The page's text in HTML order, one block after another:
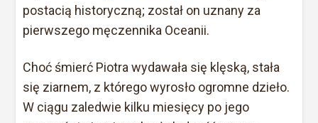
postacią historyczną; został on uznany za
pierwszego męczennika Oceanii.
Choć śmierć Piotra wydawała się klęską, stała
się ziarnem, z którego wyrosło ogromne dzieło.
W ciągu zaledwie kilku miesięcy po jego